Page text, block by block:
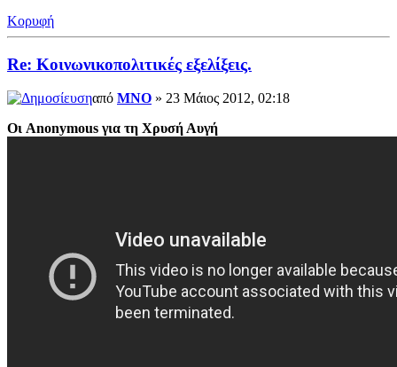
Κορυφή
Re: Κοινωνικοπολιτικές εξελίξεις.
από MNO » 23 Μάιος 2012, 02:18
Οι Anonymous για τη Χρυσή Αυγή